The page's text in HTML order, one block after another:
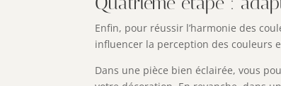
Enfin, pour réussir l’harmonie des
influencer la perception des couleurs
Dans une pièce bien éclairée, vous